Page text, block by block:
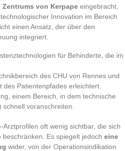
von Kerpape eingebracht,
Innovation im Bereich
einen Ansatz, der über den
integriert.
für Behinderte, die im
des CHU von Rennes und
Patientenpfades erleichtert.
einem Bereich, in dem technische
voranschreiten.
oft wenig sichtbar, die sich
Es spiegelt jedoch eine
wider, von der Operationsindikation